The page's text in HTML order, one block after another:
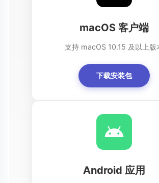
macOS 客户端
支持 macOS 10.15 及以上版
下载安装包
Android 应用